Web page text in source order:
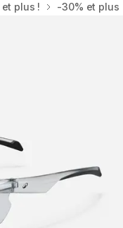
plus ! -30% et plus